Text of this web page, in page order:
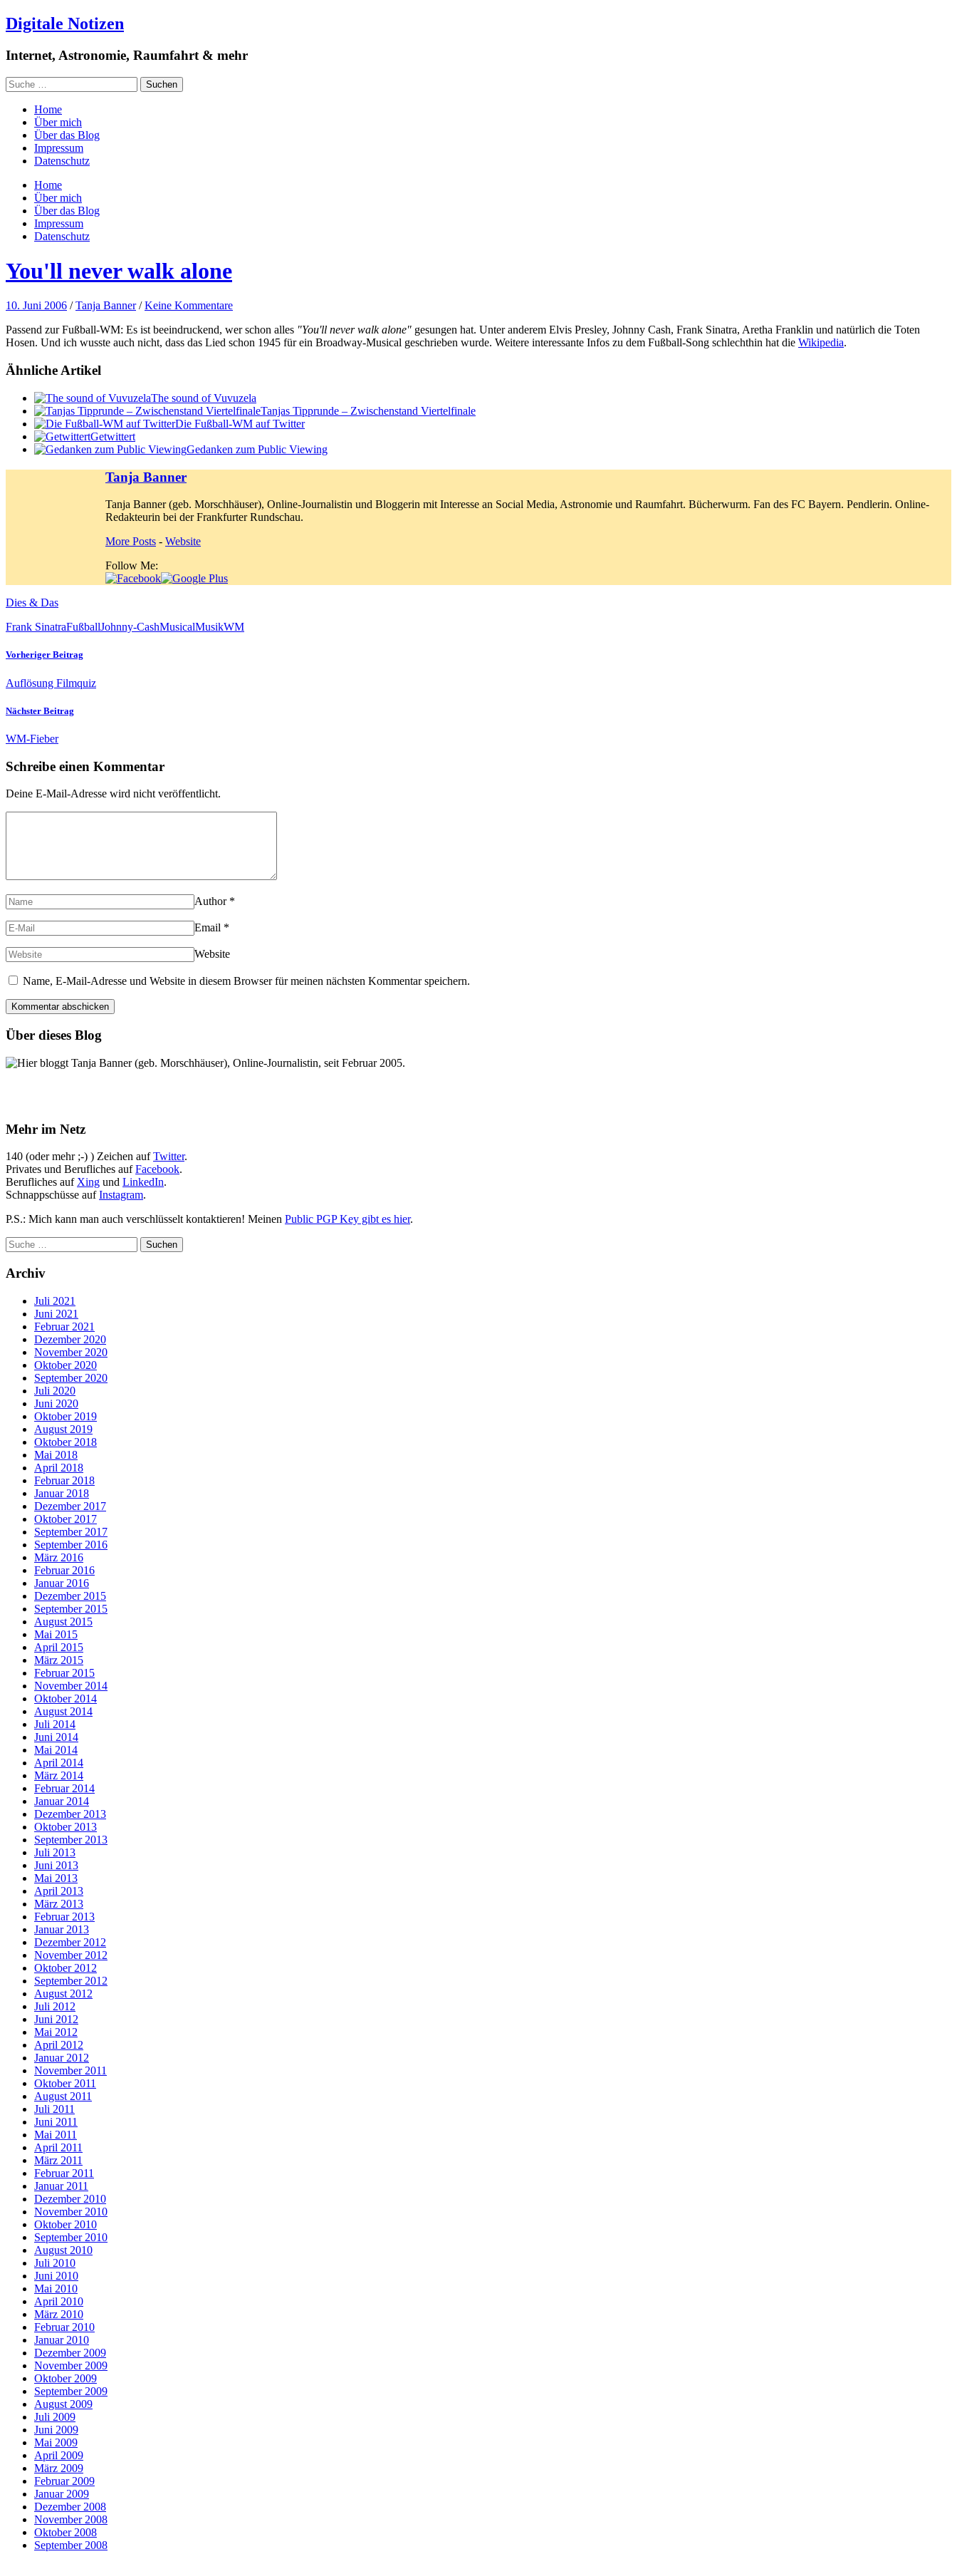
Digitale Notizen
Internet, Astronomie, Raumfahrt & mehr
Home
Über mich
Über das Blog
Impressum
Datenschutz
Home
Über mich
Über das Blog
Impressum
Datenschutz
You'll never walk alone
10. Juni 2006 /Tanja Banner /Keine Kommentare
Passend zur Fußball-WM: Es ist beeindruckend, wer schon alles "You'll never walk alone" gesungen hat. Unter anderem Elvis Presley, Johnny Cash, Frank Sinatra, Aretha Franklin und natürlich die Toten
Hosen. Und ich wusste auch nicht, dass das Lied schon 1945 für ein Broadway-Musical geschrieben wurde. Weitere interessante Infos zu dem Fußball-Song schlechthin hat die Wikipedia.
Ähnliche Artikel
The sound of Vuvuzela
Tanjas Tipprunde – Zwischenstand Viertelfinale
Die Fußball-WM auf Twitter
Getwittert
Gedanken zum Public Viewing
Tanja Banner
Tanja Banner (geb. Morschhäuser), Online-Journalistin und Bloggerin mit Interesse an Social Media, Astronomie und Raumfahrt. Bücherwurm. Fan des FC Bayern. Pendlerin. Online-
Redakteurin bei der Frankfurter Rundschau.
More Posts - Website
Follow Me:
Dies & Das
Frank SinatraFußballJohnny-CashMusicalMusikWM
Vorheriger Beitrag
Auflösung Filmquiz
Nächster Beitrag
WM-Fieber
Schreibe einen Kommentar
Deine E-Mail-Adresse wird nicht veröffentlicht.
Author *
Email *
Website
Name, E-Mail-Adresse und Website in diesem Browser für meinen nächsten Kommentar speichern.
Über dieses Blog
Hier bloggt Tanja Banner (geb. Morschhäuser), Online-Journalistin, seit Februar 2005.
Mehr im Netz
140 (oder mehr ;-) ) Zeichen aufTwitter.
Privates und Berufliches aufFacebook.
Berufliches auf Xing und LinkedIn.
Schnappschüsse aufInstagram.
P.S.: Mich kann man auch verschlüsselt kontaktieren! Meinen Public PGP Key gibt es hier.
Archiv
Juli 2021
Juni 2021
Februar 2021
Dezember 2020
November 2020
Oktober 2020
September 2020
Juli 2020
Juni 2020
Oktober 2019
August 2019
Oktober 2018
Mai 2018
April 2018
Februar 2018
Januar 2018
Dezember 2017
Oktober 2017
September 2017
September 2016
März 2016
Februar 2016
Januar 2016
Dezember 2015
September 2015
August 2015
Mai 2015
April 2015
März 2015
Februar 2015
November 2014
Oktober 2014
August 2014
Juli 2014
Juni 2014
Mai 2014
April 2014
März 2014
Februar 2014
Januar 2014
Dezember 2013
Oktober 2013
September 2013
Juli 2013
Juni 2013
Mai 2013
April 2013
März 2013
Februar 2013
Januar 2013
Dezember 2012
November 2012
Oktober 2012
September 2012
August 2012
Juli 2012
Juni 2012
Mai 2012
April 2012
Januar 2012
November 2011
Oktober 2011
August 2011
Juli 2011
Juni 2011
Mai 2011
April 2011
März 2011
Februar 2011
Januar 2011
Dezember 2010
November 2010
Oktober 2010
September 2010
August 2010
Juli 2010
Juni 2010
Mai 2010
April 2010
März 2010
Februar 2010
Januar 2010
Dezember 2009
November 2009
Oktober 2009
September 2009
August 2009
Juli 2009
Juni 2009
Mai 2009
April 2009
März 2009
Februar 2009
Januar 2009
Dezember 2008
November 2008
Oktober 2008
September 2008